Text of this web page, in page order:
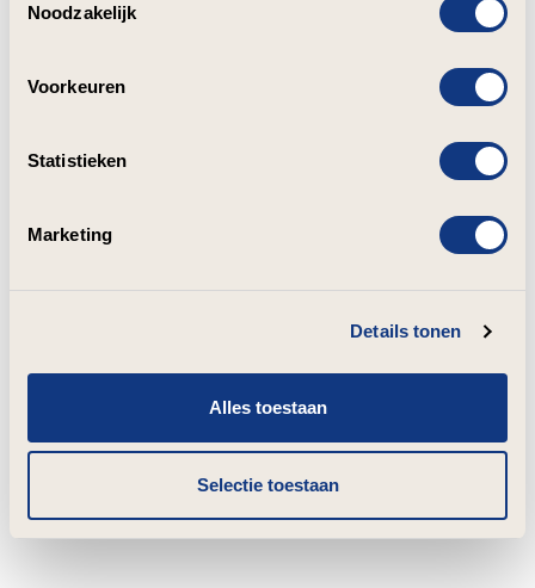
Noodzakelijk
Voorkeuren
Statistieken
Marketing
Details tonen
Alles toestaan
Selectie toestaan